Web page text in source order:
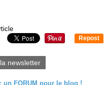
Repost
newsletter
un FORUM pour le blog !